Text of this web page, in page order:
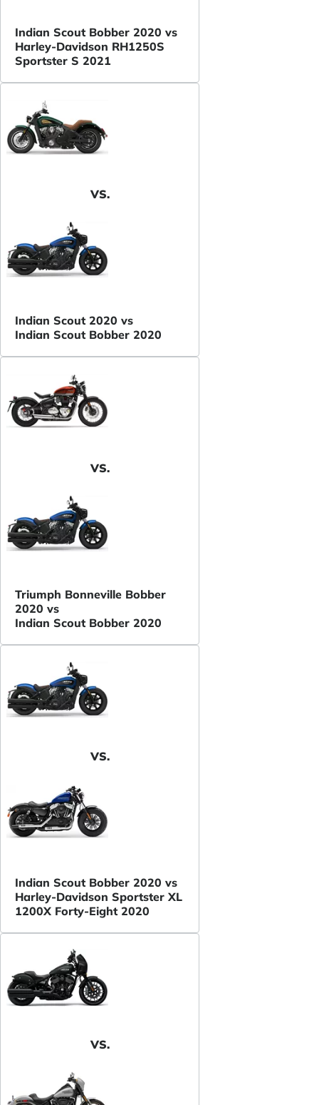
Indian Scout Bobber 2020 vs
Harley-Davidson RH1250S
Sportster S 2021
VS.
Indian Scout 2020 vs
Indian Scout Bobber 2020
VS.
Triumph Bonneville Bobber
2020 vs
Indian Scout Bobber 2020
VS.
Indian Scout Bobber 2020 vs
Harley-Davidson Sportster XL
1200X Forty-Eight 2020
VS.